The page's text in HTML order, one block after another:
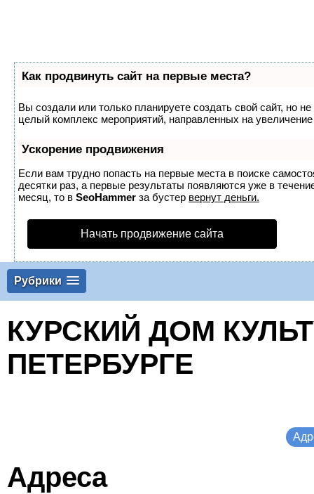
Как продвинуть сайт на первые места?
Вы создали или только планируете создать свой сайт, но
целый комплекс мероприятий, направленных на
Ускорение продвижения
Если вам трудно попасть на первые места в поиске
десятки раз, а первые результаты появляются уже в
месяц, то в SeoHammer за бустер вернут деньги.
Начать продвижение сайта
Рубрики
КУРСКИЙ ДОМ
ПЕТЕРБУРГЕ
Адреса